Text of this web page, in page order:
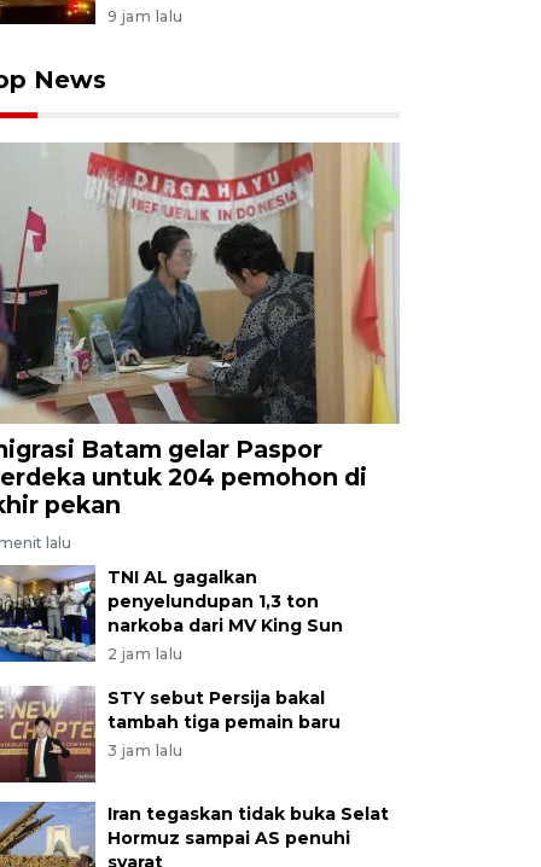
9 jam lalu
News
Batam gelar Paspor
untuk 204 pemohon di
pekan
lalu
TNI AL gagalkan
penyelundupan 1,3 ton
narkoba dari MV King Sun
2 jam lalu
STY sebut Persija bakal
tambah tiga pemain baru
3 jam lalu
Iran tegaskan tidak buka Selat
Hormuz sampai AS penuhi
syarat